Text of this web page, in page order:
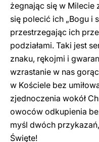
żegnając się w Milecie
się polecić ich „Bogu i
przestrzegając ich
podziałami. Taki jest
znaku, rękojmi i
wzrastanie w nas
w Kościele bez
zjednoczenia wokół
owoców odkupienia
myśl dwóch
Święte!